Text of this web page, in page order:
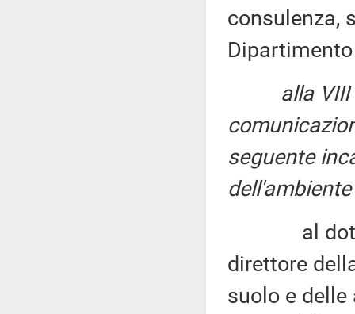
consulenza,
alla
seguente
al dottor
direttore
suolo e